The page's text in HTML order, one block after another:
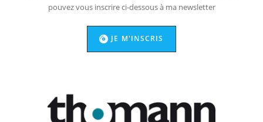
pouvez vous inscrire ci-dessous à ma newsletter
JE M'INSCRIS